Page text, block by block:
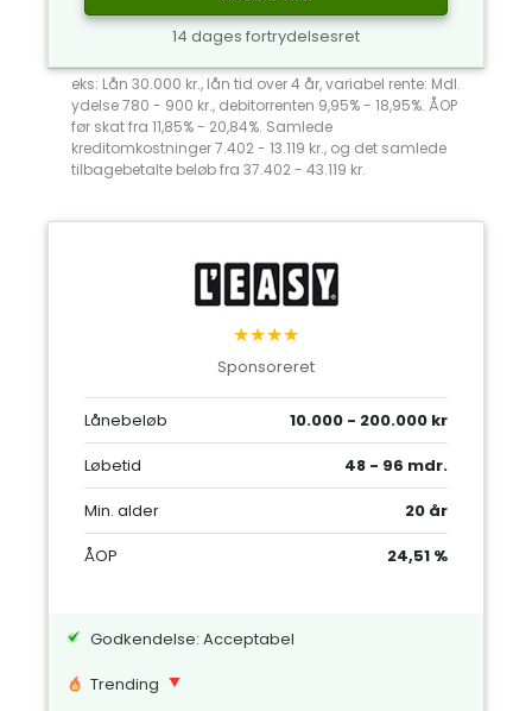
14 dages fortrydelsesret
eks: Lån 30.000 kr., lån tid over 4 år, variabel rente: Mdl.
ydelse 780 - 900 kr., debitorrenten 9,95% - 18,95%. ÅOP
før skat fra 11,85% - 20,84%. Samlede
kreditomkostninger 7.402 - 13.119 kr., og det samlede
tilbagebetalte beløb fra 37.402 - 43.119 kr.
★★★★
Sponsoreret
Lånebeløb
10.000 - 200.000 kr
Løbetid
48 - 96 mdr.
Min. alder
20 år
ÅOP
24,51 %
Godkendelse: Acceptabel
Trending